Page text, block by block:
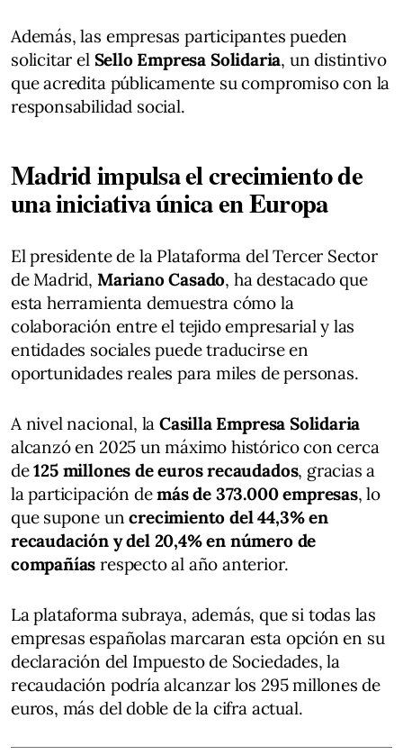
Además, las empresas participantes pueden
solicitar elSello Empresa Solidaria, un distintivo
que acredita públicamente su compromiso con la
responsabilidad social.
Madrid impulsa el crecimiento de
una iniciativa única en Europa
El presidente de la Plataforma del Tercer Sector
de Madrid, Mariano Casado, ha destacado que
esta herramienta demuestra cómo la
colaboración entre el tejido empresarial y las
entidades sociales puede traducirse en
oportunidades reales para miles de personas.
A nivel nacional, laCasilla Empresa Solidaria
alcanzó en 2025 un máximo histórico con cerca
de125 millones de euros recaudados, gracias a
la participación demás de 373.000 empresas, lo
que supone uncrecimiento del 44,3% en
recaudación y del 20,4% en número de
compañías respecto al año anterior.
La plataforma subraya, además, que si todas las
empresas españolas marcaran esta opción en su
declaración del Impuesto de Sociedades, la
recaudación podría alcanzar los 295 millones de
euros, más del doble de la cifra actual.